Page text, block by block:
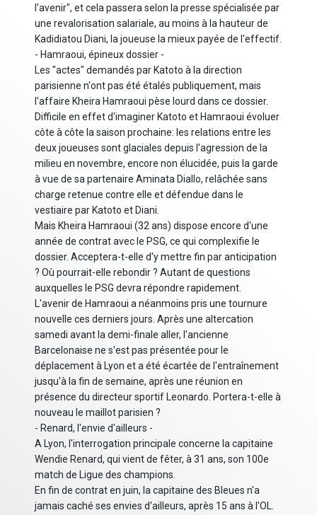
l'avenir", et cela passera selon la presse spécialisée par
une revalorisation salariale, au moins à la hauteur de
Kadidiatou Diani, la joueuse la mieux payée de l'effectif.
- Hamraoui, épineux dossier -
Les "actes" demandés par Katoto à la direction
parisienne n'ont pas été étalés publiquement, mais
l'affaire Kheira Hamraoui pèse lourd dans ce dossier.
Difficile en effet d'imaginer Katoto et Hamraoui évoluer
côte à côte la saison prochaine: les relations entre les
deux joueuses sont glaciales depuis l'agression de la
milieu en novembre, encore non élucidée, puis la garde
à vue de sa partenaire Aminata Diallo, relâchée sans
charge retenue contre elle et défendue dans le
vestiaire par Katoto et Diani.
Mais Kheira Hamraoui (32 ans) dispose encore d'une
année de contrat avec le PSG, ce qui complexifie le
dossier. Acceptera-t-elle d'y mettre fin par anticipation
? Où pourrait-elle rebondir ? Autant de questions
auxquelles le PSG devra répondre rapidement.
L'avenir de Hamraoui a néanmoins pris une tournure
nouvelle ces derniers jours. Après une altercation
samedi avant la demi-finale aller, l'ancienne
Barcelonaise ne s'est pas présentée pour le
déplacement à Lyon et a été écartée de l'entraînement
jusqu'à la fin de semaine, après une réunion en
présence du directeur sportif Leonardo. Portera-t-elle à
nouveau le maillot parisien ?
- Renard, l'envie d'ailleurs -
A Lyon, l'interrogation principale concerne la capitaine
Wendie Renard, qui vient de fêter, à 31 ans, son 100e
match de Ligue des champions.
En fin de contrat en juin, la capitaine des Bleues n'a
jamais caché ses envies d'ailleurs, après 15 ans à l'OL.